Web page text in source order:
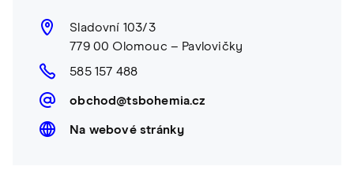
Sladovní 103/3
779 00 Olomouc – Pavlovičky
585 157 488
obchod@tsbohemia.cz
Na webové stránky